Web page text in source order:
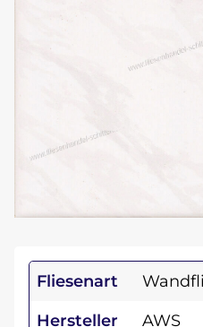
Fliesenart
Hersteller
AWS